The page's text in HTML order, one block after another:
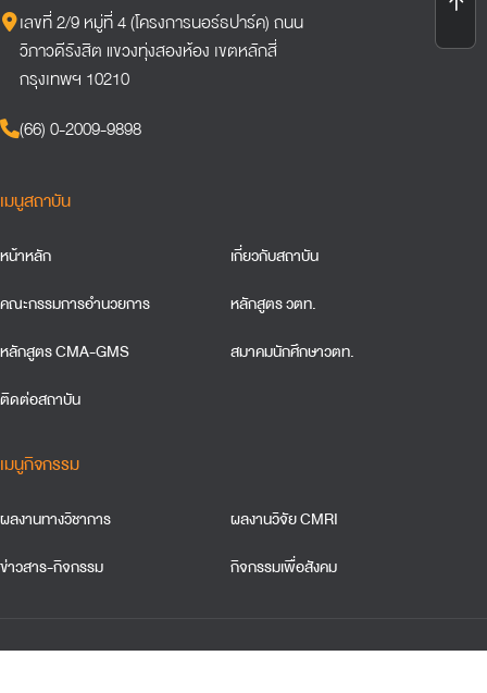
เลขที่ 2/9 หมู่ที่ 4 (โครงการนอร์ธปาร์ค) ถนน
วิภาวดีรังสิต แขวงทุ่งสองห้อง เขตหลักสี่
กรุงเทพฯ 10210
(66) 0-2009-9898
เมนูสถาบัน
หน้าหลัก
เกี่ยวกับสถาบัน
คณะกรรมการอำนวยการ
หลักสูตร วตท.
หลักสูตร CMA-GMS
สมาคมนักศึกษาวตท.
ติดต่อสถาบัน
เมนูกิจกรรม
ผลงานทางวิชาการ
ผลงานวิจัย CMRI
ข่าวสาร-กิจกรรม
กิจกรรมเพื่อสังคม